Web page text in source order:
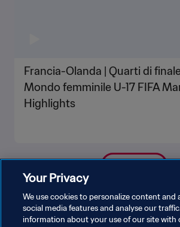
Francia-Olanda | Quarti di
Mondo femminile U-17 FIFA
Highlights
Your Privacy
We use cookies to personalize content and
social media features and analyse our
information about your use of our site with